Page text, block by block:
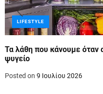
LIFESTYLE
Τα λάθη που κάνουμε όταν
ψυγείο
Posted on 9 Ιουλίου 2026